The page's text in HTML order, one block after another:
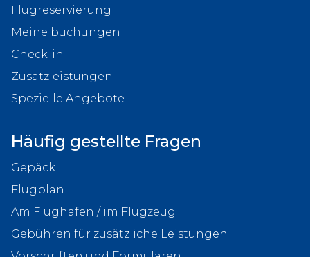
Flugreservierung
Meine buchungen
Check-in
Zusatzleistungen
Spezielle Angebote
Häufig gestellte Fragen
Gepäck
Flugplan
Am Flughafen / im Flugzeug
Gebühren für zusätzliche Leistungen